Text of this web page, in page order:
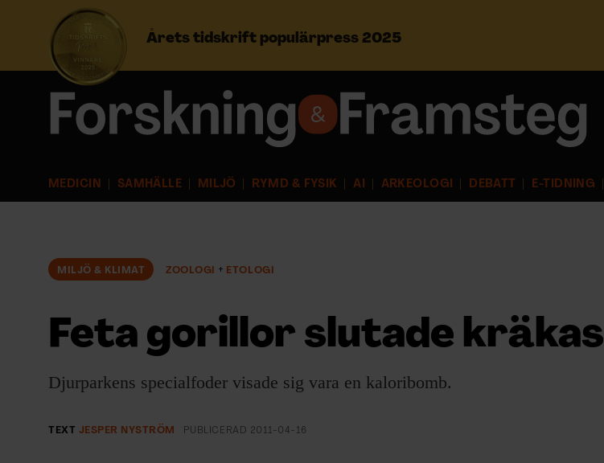
Årets tidskrift populärpress 2025
MEDICIN SAMHÄLLE MILJÖ RYMD & FYSIK AI ARKEOLOGI DEBATT E-TIDNING
Prenumerera
NYHETSBREV
ARKIV & E-TIDNING
LYSSNA/PODD
EVENEMANG & RESOR
MILJÖ & KLIMAT ZOOLOGI ETOLOGI
Feta gorillor slutade kräkas
Djurparkens specialfoder visade sig vara en kaloribomb.
TEXT JESPER NYSTRÖM PUBLICERAD 2011-04-16